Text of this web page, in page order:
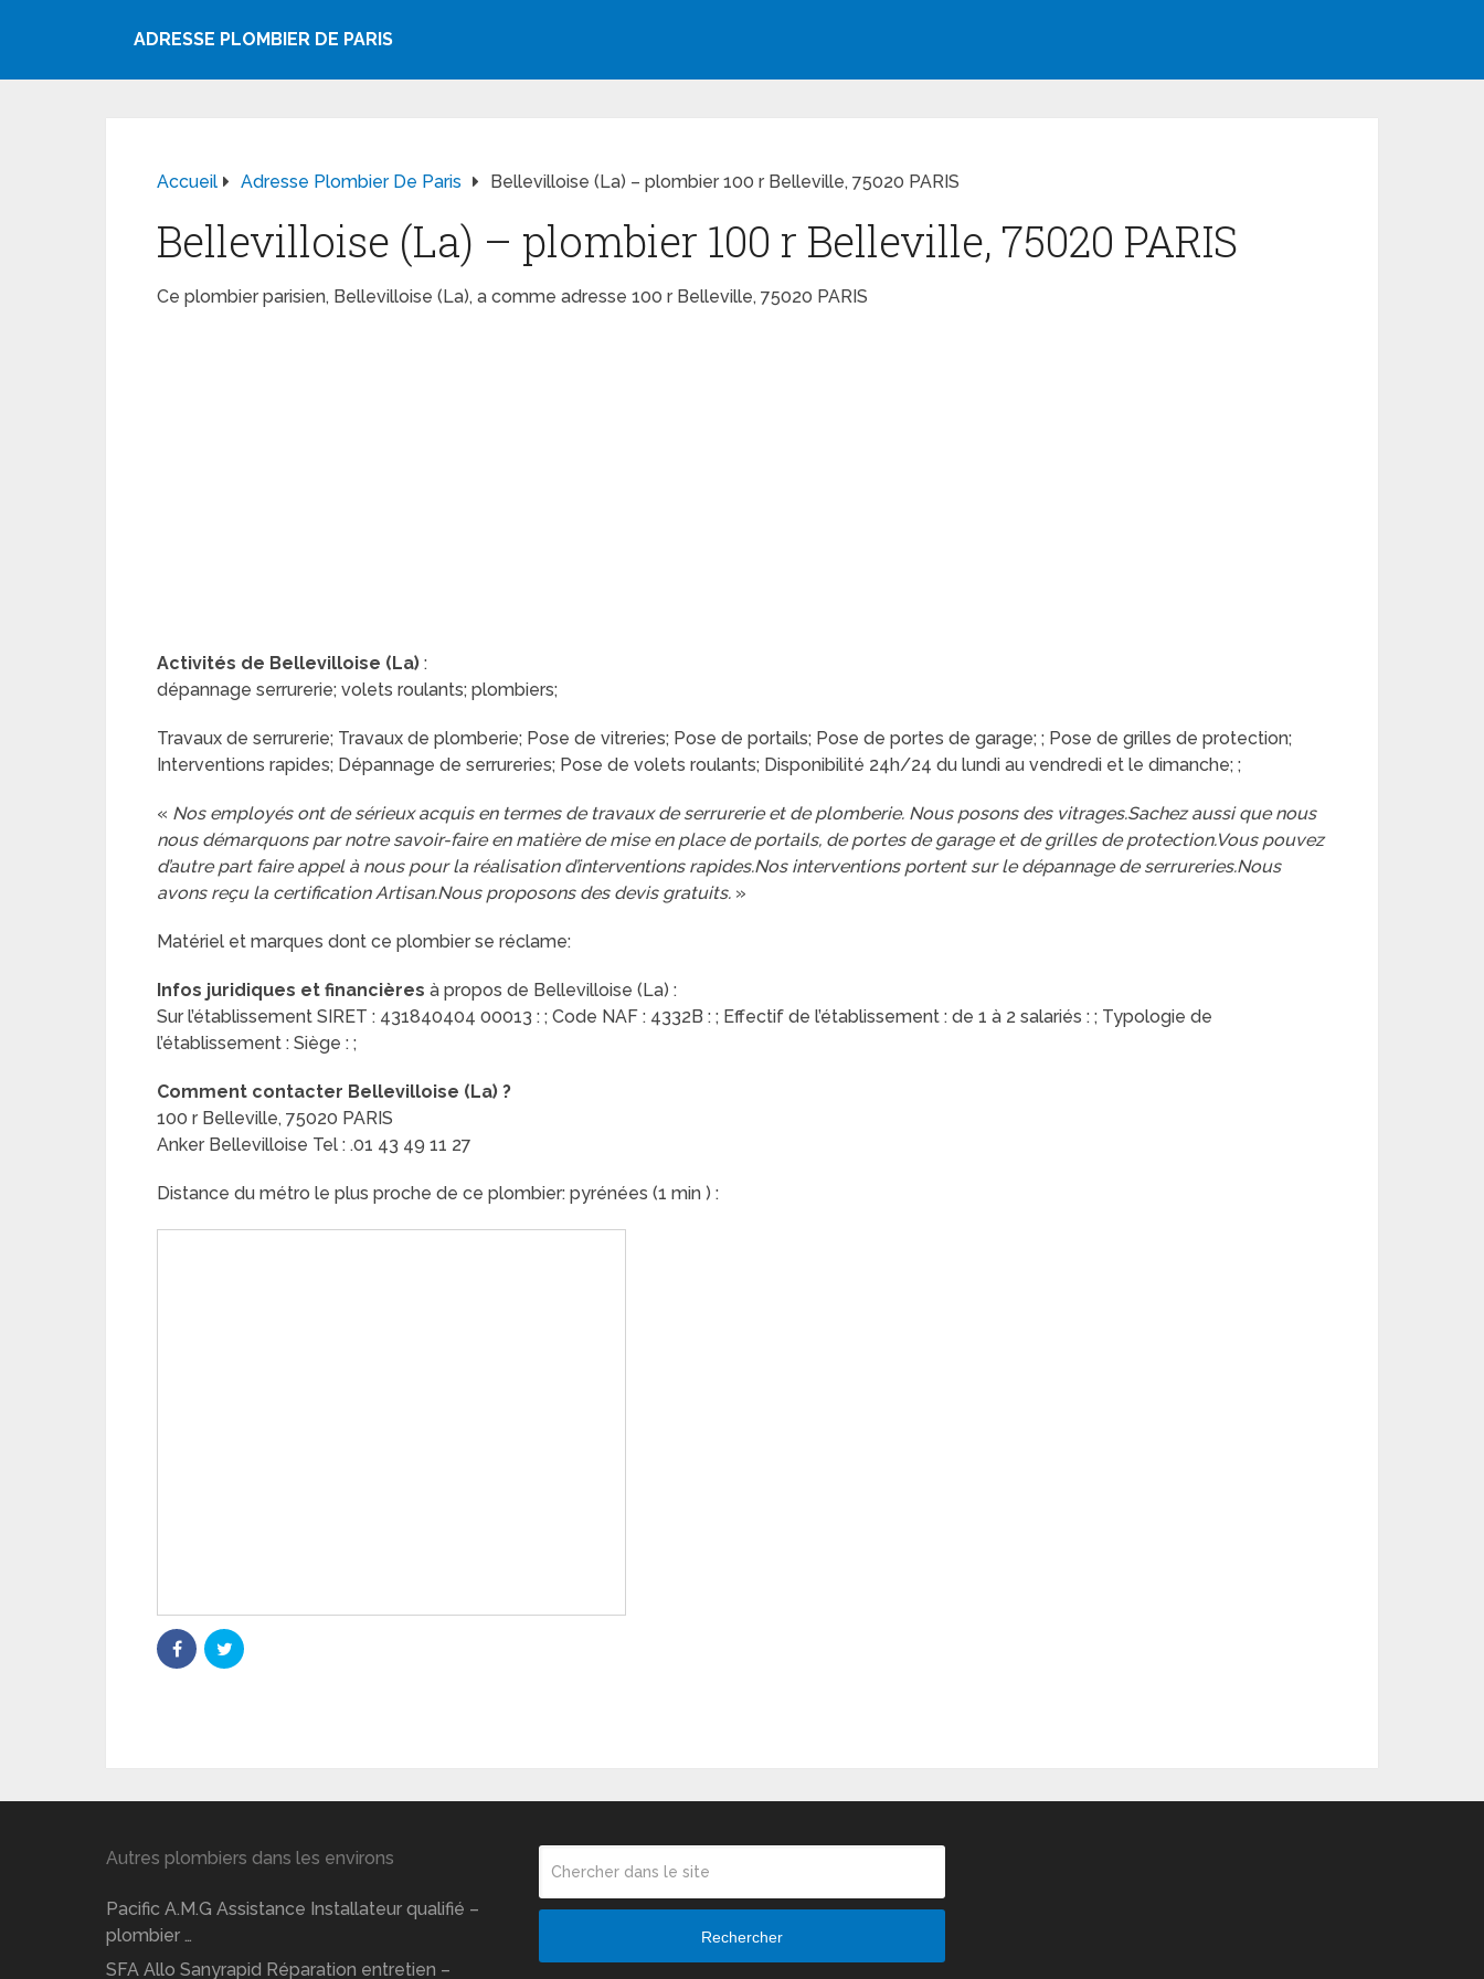
ADRESSE PLOMBIER DE PARIS
Accueil Adresse Plombier De Paris Bellevilloise (La) – plombier 100 r Belleville, 75020 PARIS
Bellevilloise (La) – plombier 100 r Belleville, 75020 PARIS
Ce plombier parisien, Bellevilloise (La), a comme adresse 100 r Belleville, 75020 PARIS
Activités de Bellevilloise (La) :
dépannage serrurerie; volets roulants; plombiers;
Travaux de serrurerie; Travaux de plomberie; Pose de vitreries; Pose de portails; Pose de portes de garage; ; Pose de grilles de protection;
Interventions rapides; Dépannage de serrureries; Pose de volets roulants; Disponibilité 24h/24 du lundi au vendredi et le dimanche; ;
« Nos employés ont de sérieux acquis en termes de travaux de serrurerie et de plomberie. Nous posons des vitrages.Sachez aussi que nous
nous démarquons par notre savoir-faire en matière de mise en place de portails, de portes de garage et de grilles de protection.Vous pouvez
d’autre part faire appel à nous pour la réalisation d’interventions rapides.Nos interventions portent sur le dépannage de serrureries.Nous
avons reçu la certification Artisan.Nous proposons des devis gratuits. »
Matériel et marques dont ce plombier se réclame:
Infos juridiques et financières à propos de Bellevilloise (La) :
Sur l’établissement SIRET : 431840404 00013 : ; Code NAF : 4332B : ; Effectif de l’établissement : de 1 à 2 salariés : ; Typologie de
l’établissement : Siège : ;
Comment contacter Bellevilloise (La) ?
100 r Belleville, 75020 PARIS
Anker Bellevilloise Tel : .01 43 49 11 27
Distance du métro le plus proche de ce plombier: pyrénées (1 min ) :
Autres plombiers dans les environs
Pacific A.M.G Assistance Installateur qualifié –
plombier …
SFA Allo Sanyrapid Réparation entretien –
Rechercher